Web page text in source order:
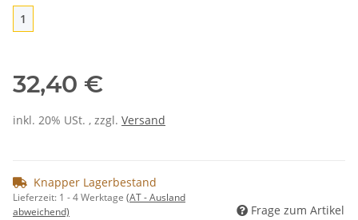
1
32,40 €
inkl. 20% USt. , zzgl. Versand
Knapper Lagerbestand
Lieferzeit: 1 - 4 Werktage (AT - Ausland
abweichend)
Frage zum Artikel